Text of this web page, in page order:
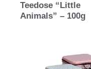
Teedose “Little
Animals” – 100g